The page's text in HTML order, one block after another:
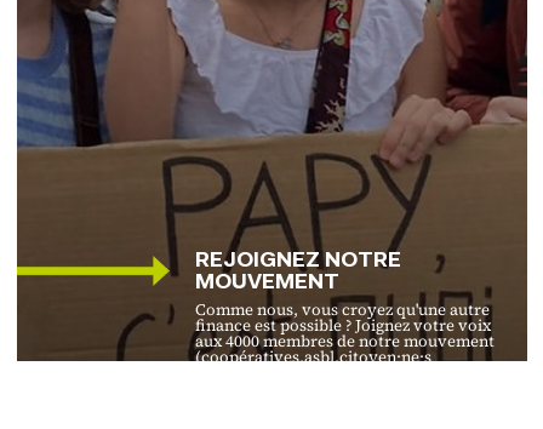
REJOIGNEZ NOTRE
MOUVEMENT
Comme nous, vous croyez qu'une autre
finance est possible ? Joignez votre voix
aux 4000 membres de notre mouvement
(coopératives,asbl,citoyen·ne·s